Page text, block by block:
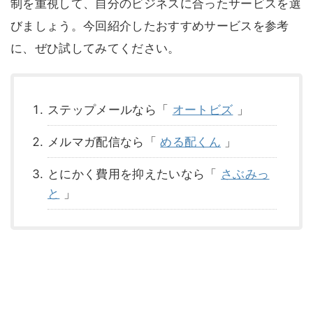
制を重視して、自分のビジネスに合ったサービスを選
びましょう。今回紹介したおすすめサービスを参考
に、ぜひ試してみてください。
ステップメールなら「 オートビズ 」
メルマガ配信なら「める配くん 」
とにかく費用を抑えたいなら「 さぶみっ
と
」